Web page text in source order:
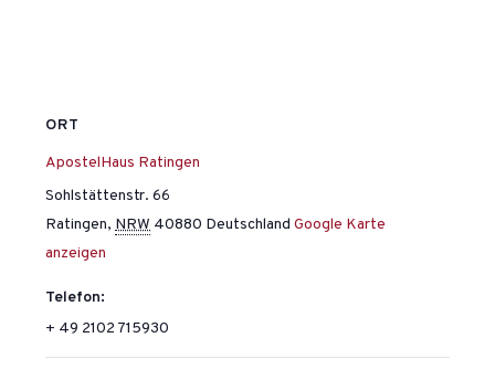
ORT
ApostelHaus Ratingen
Sohlstättenstr. 66
Ratingen, NRW 40880 Deutschland Google Karte
anzeigen
Telefon:
+ 49 2102 715930